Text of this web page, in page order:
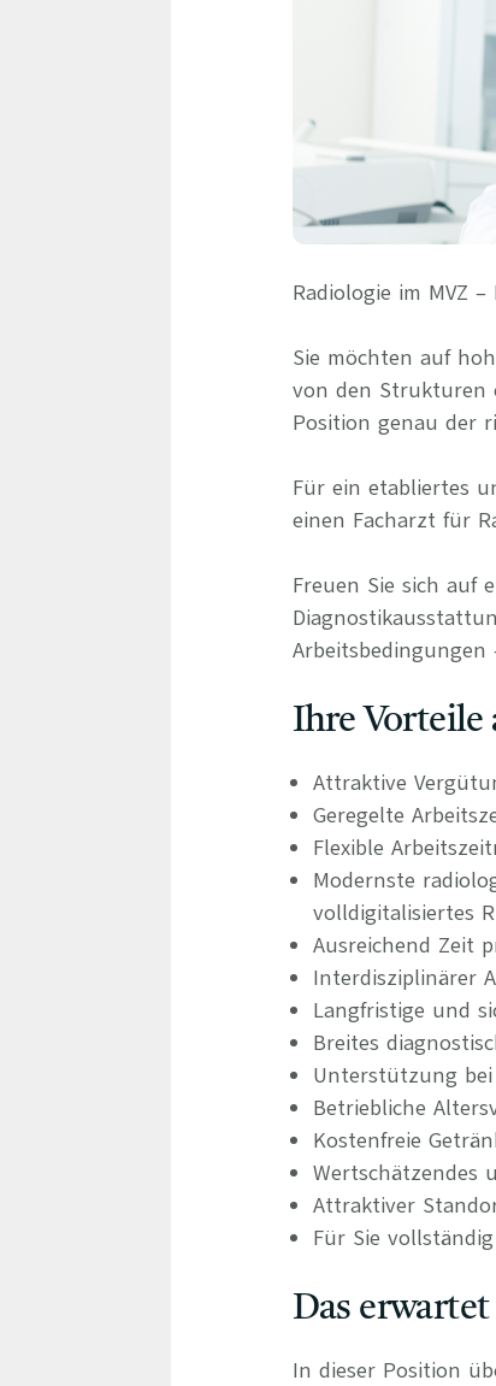
Radiologie im MVZ
Sie möchten auf
von den Strukturen
Position genau der
Für ein etabliertes
einen Facharzt für
Freuen Sie sich auf
Arbeitsbedingungen
Ihre Vorteile
Attraktive
Geregelte
Flexible
Modernste
volldigitalisiertes
Ausreichend Zeit
Interdisziplinärer
Langfristige und
Breites
Unterstützung
Betriebliche
Kostenfreie
Wertschätzendes
Attraktiver
Für Sie
Das erwartet
In dieser Position